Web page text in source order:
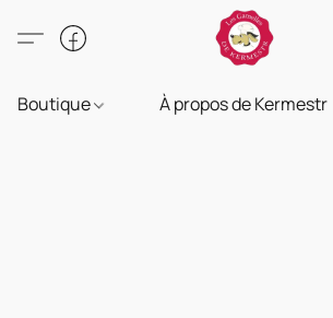
Boutique À propos de Kermestr